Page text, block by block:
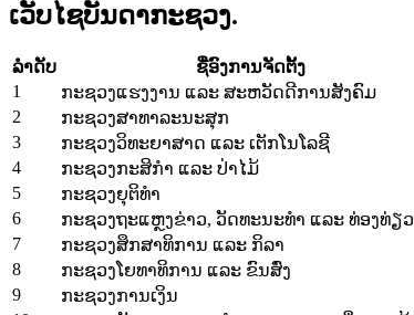
ເວັບໄຊບັນດາກະຊວງ.
ລຳດັບ ຊື່ອົງການຈັດຕັ້ງ
1
ກະຊວງແຮງງານ ແລະ ສະຫວັດດີການສັງຄົມ
2
ກະຊວງສາທາລະນະສຸກ
3
ກະຊວງວິທະຍາສາດ ແລະ ເຕັກໂນໂລຊີ
4
ກະຊວງກະສິກຳ ແລະ ປ່າໄມ້
5
ກະຊວງຍຸຕິທຳ
6
ກະຊວງຖະແຫຼງຂ່າວ, ວັດທະນະທຳ ແລະ ທ່ອງທ່ຽວ
7
ກະຊວງສຶກສາທິການ ແລະ ກິລາ
8
ກະຊວງໂຍທາທິການ ແລະ ຂົນສົ່ງ
9
ກະຊວງການເງິນ